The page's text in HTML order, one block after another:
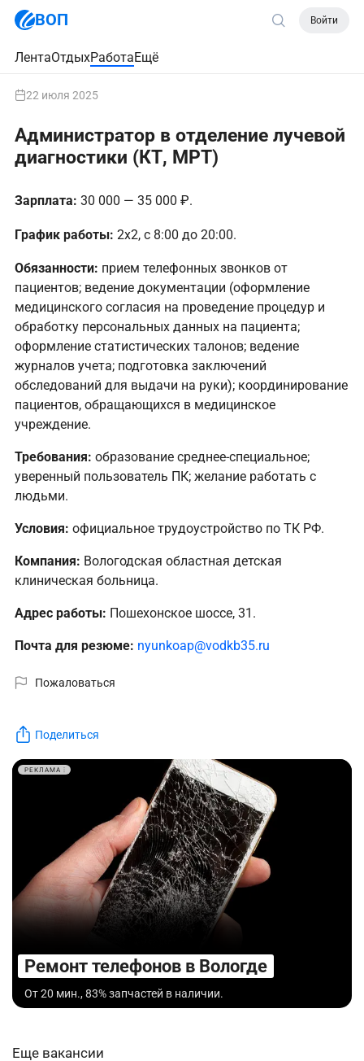
ВОП Войти
ЛентаОтдыхРаботаЕщё
22 июля 2025
Администратор в отделение лучевой
диагностики (КТ, МРТ)
Зарплата: 30 000 — 35 000 ₽.
График работы: 2х2, с 8:00 до 20:00.
Обязанности: прием телефонных звонков от
пациентов; ведение документации (оформление
медицинского согласия на проведение процедур и
обработку персональных данных на пациента;
оформление статистических талонов; ведение
журналов учета; подготовка заключений
обследований для выдачи на руки); координирование
пациентов, обращающихся в медицинское
учреждение.
Требования: образование среднее-специальное;
уверенный пользователь ПК; желание работать с
людьми.
Условия: официальное трудоустройство по ТК РФ.
Компания: Вологодская областная детская
клиническая больница.
Адрес работы: Пошехонское шоссе, 31.
Почта для резюме: nyunkoap@vodkb35.ru
Пожаловаться
Поделиться
РЕКЛАМА
Ремонт телефонов в Вологде
От 20 мин., 83% запчастей в наличии.
Еще вакансии